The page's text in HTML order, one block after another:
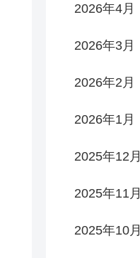
2026年4月
2026年3月
2026年2月
2026年1月
2025年12月
2025年11月
2025年10月